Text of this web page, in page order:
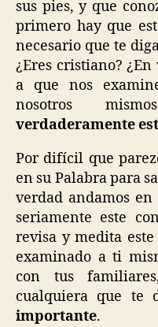
sus pies, y que
primero hay que
necesario que te
¿Eres cristiano?
a que nos
nosotros
verdaderamente
Por difícil que
en su Palabra para
verdad andamos
seriamente este
revisa y medita
examinado a ti
con tus
cualquiera que te
importante.